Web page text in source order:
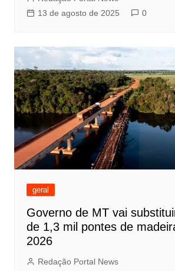
13 de agosto de 2025
0
geral
Governo de MT vai
de 1,3 mil pontes de
2026
Redação Portal News